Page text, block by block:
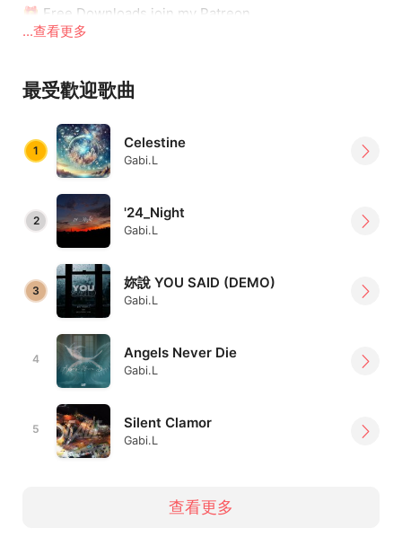
🎁 Free Downloads join my Patreon
...查看更多
最受歡迎歌曲
1 Celestine
Gabi.L
2 '24_Night
Gabi.L
3 妳說 YOU SAID (DEMO)
Gabi.L
4 Angels Never Die
Gabi.L
5 Silent Clamor
Gabi.L
查看更多